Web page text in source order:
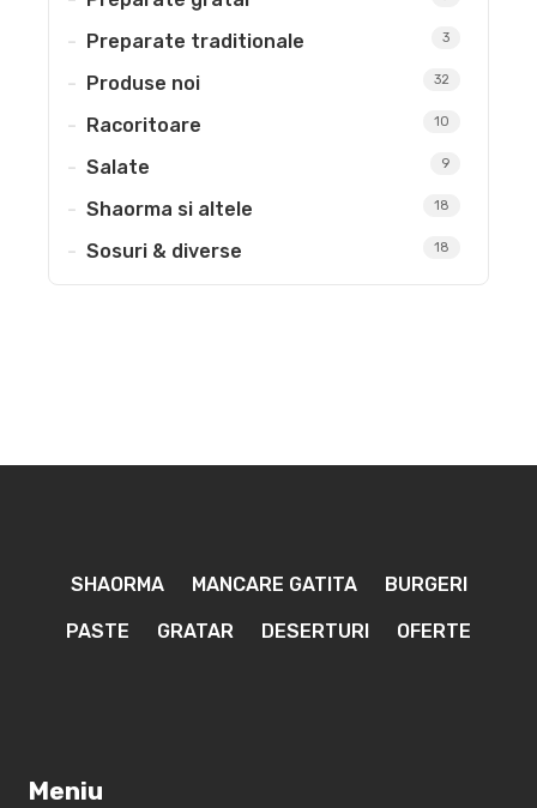
Preparate traditionale 3
Produse noi 32
Racoritoare 10
Salate 9
Shaorma si altele 18
Sosuri & diverse 18
SHAORMA MANCARE GATITA BURGERI
PASTE GRATAR DESERTURI OFERTE
Meniu